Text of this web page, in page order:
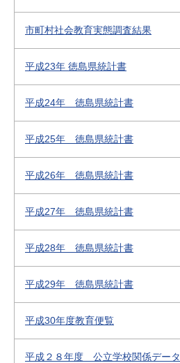
市町村社会教育実態調査結果
平成23年 徳島県統計書
平成24年 徳島県統計書
平成25年 徳島県統計書
平成26年 徳島県統計書
平成27年 徳島県統計書
平成28年 徳島県統計書
平成29年 徳島県統計書
平成30年度教育便覧
平成２８年度 公立学校関係データ